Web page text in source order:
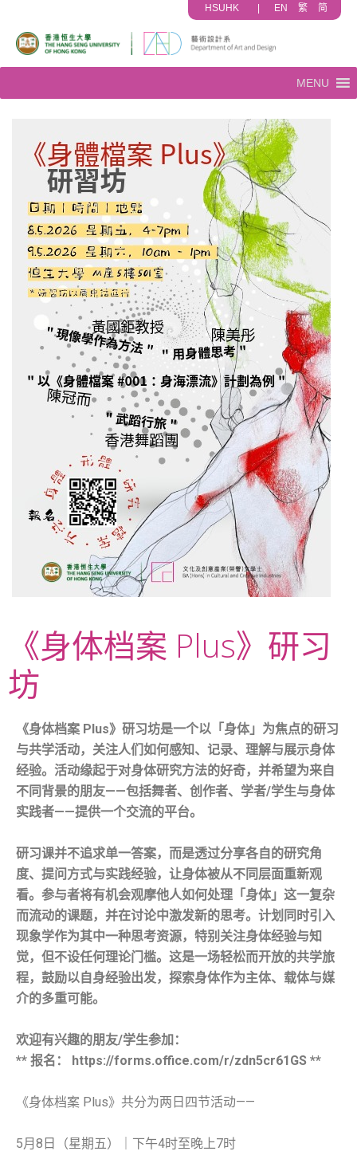
HSUHK EN 繁 简
MENU
《身体档案 Plus》研习
坊
《身体档案 Plus》研习坊是一个以「身体」为焦点的研习
与共学活动，关注人们如何感知、记录、理解与展示身体
经验。活动缘起于对身体研究方法的好奇，并希望为来自
不同背景的朋友——包括舞者、创作者、学者/学生与身体
实践者——提供一个交流的平台。
研习课并不追求单一答案，而是透过分享各自的研究角
度、提问方式与实践经验，让身体被从不同层面重新观
看。参与者将有机会观摩他人如何处理「身体」这一复杂
而流动的课题，并在讨论中激发新的思考。计划同时引入
现象学作为其中一种思考资源，特别关注身体经验与知
觉，但不设任何理论门槛。这是一场轻松而开放的共学旅
程，鼓励以自身经验出发，探索身体作为主体、载体与媒
介的多重可能。
欢迎有兴趣的朋友/学生参加：
** 报名： https://forms.office.com/r/zdn5cr61GS **
《身体档案 Plus》共分为两日四节活动——
5月8日（星期五）｜下午4时至晚上7时